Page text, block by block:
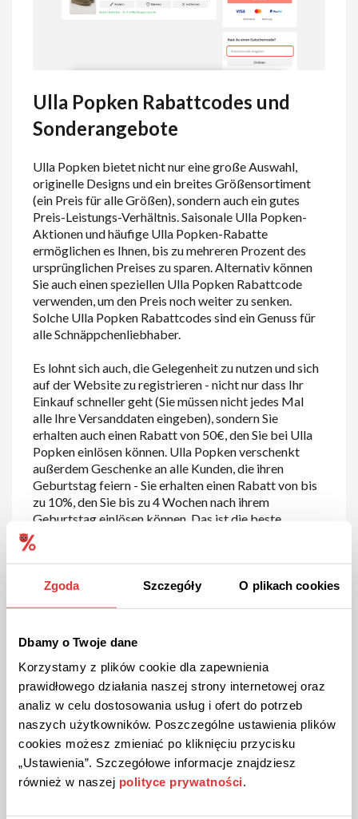
Zgoda Szczegóły O plikach cookies
Dbamy o Twoje dane
Korzystamy z plików cookie dla zapewnienia
prawidłowego działania naszej strony internetowej oraz
analiz w celu dostosowania usług i ofert do potrzeb
naszych użytkowników. Poszczególne ustawienia plików
cookies możesz zmieniać po kliknięciu przycisku
„Ustawienia”. Szczegółowe informacje znajdziesz
również w naszej polityce prywatności.
Ulla Popken Rabattcodes und
Sonderangebote
Ulla Popken bietet nicht nur eine große Auswahl,
originelle Designs und ein breites Größensortiment
(ein Preis für alle Größen), sondern auch ein gutes
Preis-Leistungs-Verhältnis. Saisonale Ulla Popken-
Aktionen und häufige Ulla Popken-Rabatte
ermöglichen es Ihnen, bis zu mehreren Prozent des
ursprünglichen Preises zu sparen. Alternativ können
Sie auch einen speziellen Ulla Popken Rabattcode
verwenden, um den Preis noch weiter zu senken.
Solche Ulla Popken Rabattcodes sind ein Genuss für
alle Schnäppchenliebhaber.
Es lohnt sich auch, die Gelegenheit zu nutzen und sich
auf der Website zu registrieren - nicht nur dass Ihr
Einkauf schneller geht (Sie müssen nicht jedes Mal
alle Ihre Versanddaten eingeben), sondern Sie
erhalten auch einen Rabatt von 50€, den Sie bei Ulla
Popken einlösen können. Ulla Popken verschenkt
außerdem Geschenke an alle Kunden, die ihren
Geburtstag feiern - Sie erhalten einen Rabatt von bis
zu 10%, den Sie bis zu 4 Wochen nach ihrem
Geburtstag einlösen können. Das ist die beste
Gelegenheit, sich selbst zu beschenken und seine
Garderobe mit modischer und funktioneller Kleidung
für verschiedene Anlässe zu vervollständigen.
Wie aktiviere ich meinen Ulla
Popken Rabattcode?
Wählen Sie einen Rabattgutschein.